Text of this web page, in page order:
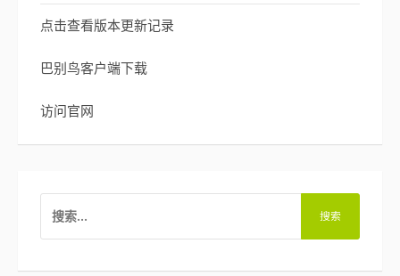
点击查看版本更新记录
巴别鸟客户端下载
访问官网
索：